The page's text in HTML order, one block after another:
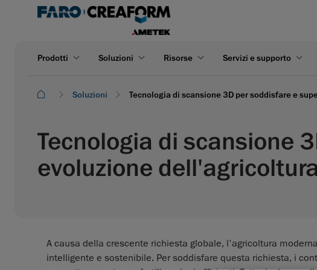
Prodotti Soluzioni Risorse Servizi e supporto
Soluzioni Tecnologia di scansione 3D per soddisfare e
Tecnologia di scansione
evoluzione
A causa della crescente richiesta globale, l'agricoltura
intelligente e sostenibile. Per soddisfare questa richiesta, i